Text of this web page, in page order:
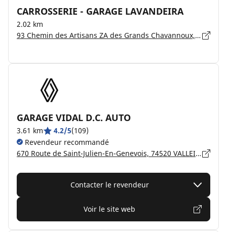
CARROSSERIE - GARAGE LAVANDEIRA
2.02 km
93 Chemin des Artisans ZA des Grands Chavannoux, 74520 VULBENS
GARAGE VIDAL D.C. AUTO
3.61 km 4.2/5(109)
Revendeur recommandé
670 Route de Saint-Julien-En-Genevois, 74520 VALLEIRY
Contacter le revendeur
Voir le site web